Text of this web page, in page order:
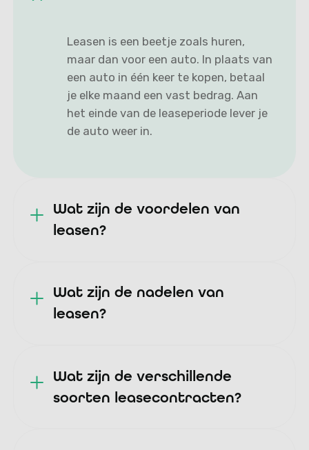
Leasen is een beetje zoals huren,
maar dan voor een auto. In plaats van
een auto in één keer te kopen, betaal
je elke maand een vast bedrag. Aan
het einde van de leaseperiode lever je
de auto weer in.
Wat zijn de voordelen van
leasen?
Wat zijn de nadelen van
leasen?
Wat zijn de verschillende
soorten leasecontracten?